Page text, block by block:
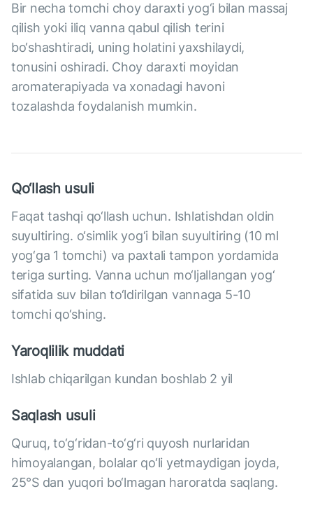
Bir necha tomchi choy daraxti yog‘i bilan massaj
qilish yoki iliq vanna qabul qilish terini
bo‘shashtiradi, uning holatini yaxshilaydi,
tonusini oshiradi. Choy daraxti moyidan
aromaterapiyada va xonadagi havoni
tozalashda foydalanish mumkin.
Qo‘llash usuli
Faqat tashqi qo‘llash uchun. Ishlatishdan oldin
suyultiring. o‘simlik yog‘i bilan suyultiring (10 ml
yog‘ga 1 tomchi) va paxtali tampon yordamida
teriga surting. Vanna uchun mo‘ljallangan yog‘
sifatida suv bilan to‘ldirilgan vannaga 5-10
tomchi qo‘shing.
Yaroqlilik muddati
Ishlab chiqarilgan kundan boshlab 2 yil
Saqlash usuli
Quruq, to‘g‘ridan-to‘g‘ri quyosh nurlaridan
himoyalangan, bolalar qo‘li yetmaydigan joyda,
25°S dan yuqori bo‘lmagan haroratda saqlang.